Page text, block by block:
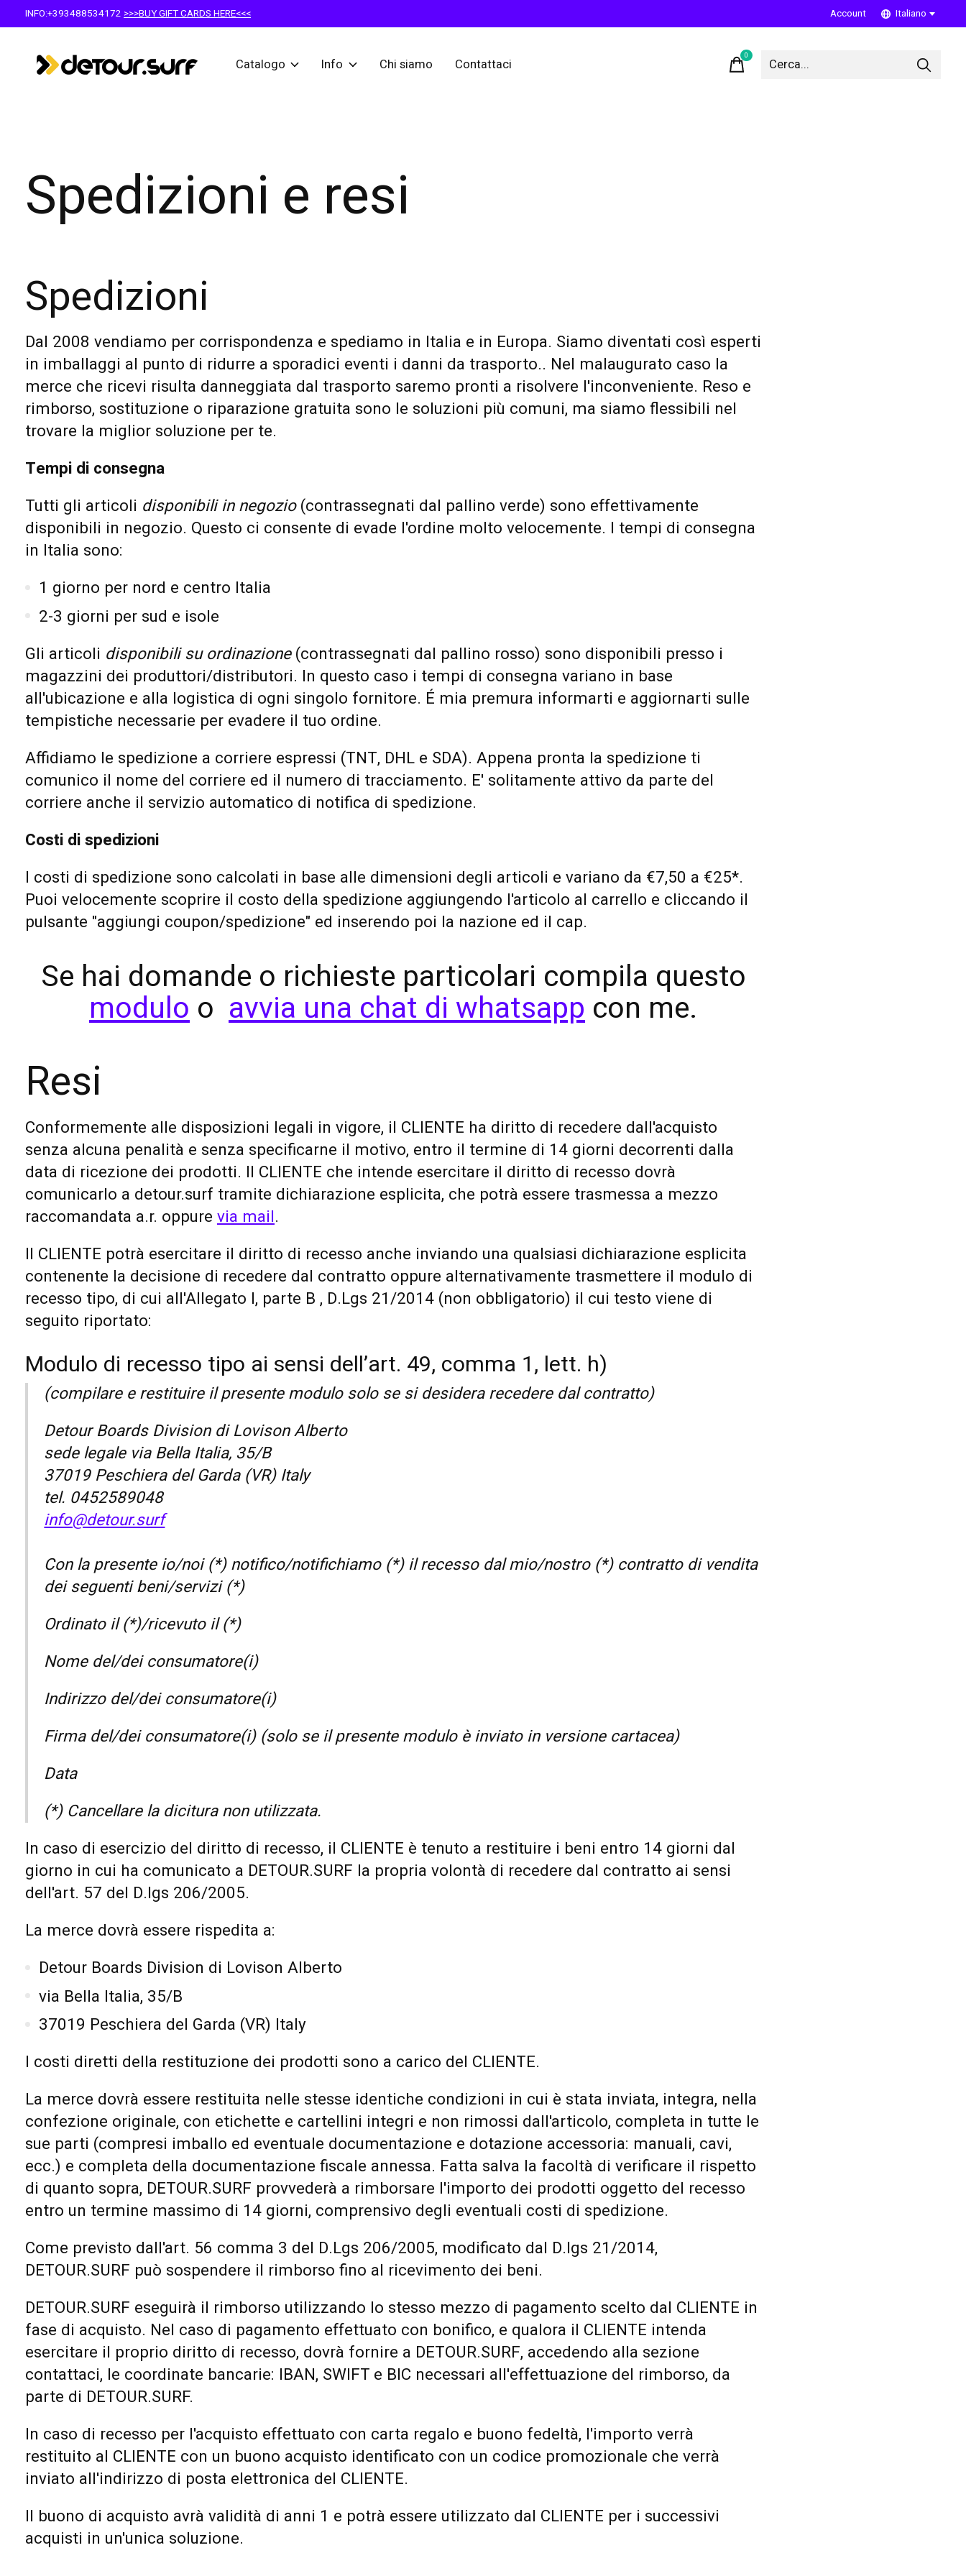
INFO:+393488534172 >>>BUY GIFT CARDS HERE<<< Account Italiano
Catalogo Info Chi siamo Contattaci
0items
Spedizioni e resi
Spedizioni
Dal 2008 vendiamo per corrispondenza e spediamo in Italia e in Europa. Siamo diventati così esperti
in imballaggi al punto di ridurre a sporadici eventi i danni da trasporto.. Nel malaugurato caso la
merce che ricevi risulta danneggiata dal trasporto saremo pronti a risolvere l'inconveniente. Reso e
rimborso, sostituzione o riparazione gratuita sono le soluzioni più comuni, ma siamo flessibili nel
trovare la miglior soluzione per te.
Tempi di consegna
Tutti gli articoli disponibili in negozio(contrassegnati dal pallino verde) sono effettivamente
disponibili in negozio. Questo ci consente di evade l'ordine molto velocemente. I tempi di consegna
in Italia sono:
1 giorno per nord e centro Italia
2-3 giorni per sud e isole
Gli articoli disponibili su ordinazione(contrassegnati dal pallino rosso) sono disponibili presso i
magazzini dei produttori/distributori. In questo caso i tempi di consegna variano in base
all'ubicazione e alla logistica di ogni singolo fornitore. É mia premura informarti e aggiornarti sulle
tempistiche necessarie per evadere il tuo ordine.
Affidiamo le spedizione a corriere espressi (TNT, DHL e SDA). Appena pronta la spedizione ti
comunico il nome del corriere ed il numero di tracciamento. E' solitamente attivo da parte del
corriere anche il servizio automatico di notifica di spedizione.
Costi di spedizioni
I costi di spedizione sono calcolati in base alle dimensioni degli articoli e variano da €7,50 a €25*.
Puoi velocemente scoprire il costo della spedizione aggiungendo l'articolo al carrello e cliccando il
pulsante "aggiungi coupon/spedizione" ed inserendo poi la nazione ed il cap.
Se hai domande o richieste particolari compila questo
modulo o avvia una chat di whatsapp con me.
Resi
Conformemente alle disposizioni legali in vigore, il CLIENTE ha diritto di recedere dall'acquisto
senza alcuna penalità e senza specificarne il motivo, entro il termine di 14 giorni decorrenti dalla
data di ricezione dei prodotti. Il CLIENTE che intende esercitare il diritto di recesso dovrà
comunicarlo a detour.surf tramite dichiarazione esplicita, che potrà essere trasmessa a mezzo
raccomandata a.r. oppure via mail.
Il CLIENTE potrà esercitare il diritto di recesso anche inviando una qualsiasi dichiarazione esplicita
contenente la decisione di recedere dal contratto oppure alternativamente trasmettere il modulo di
recesso tipo, di cui all'Allegato I, parte B , D.Lgs 21/2014 (non obbligatorio) il cui testo viene di
seguito riportato:
Modulo di recesso tipo ai sensi dell’art. 49, comma 1, lett. h)
(compilare e restituire il presente modulo solo se si desidera recedere dal contratto)
Detour Boards Division di Lovison Alberto
sede legale via Bella Italia, 35/B
37019 Peschiera del Garda (VR) Italy
tel. 0452589048
info@detour.surf
Con la presente io/noi (*) notifico/notifichiamo (*) il recesso dal mio/nostro (*) contratto di vendita
dei seguenti beni/servizi (*)
Ordinato il (*)/ricevuto il (*)
Nome del/dei consumatore(i)
Indirizzo del/dei consumatore(i)
Firma del/dei consumatore(i) (solo se il presente modulo è inviato in versione cartacea)
Data
(*) Cancellare la dicitura non utilizzata.
In caso di esercizio del diritto di recesso, il CLIENTE è tenuto a restituire i beni entro 14 giorni dal
giorno in cui ha comunicato a DETOUR.SURF la propria volontà di recedere dal contratto ai sensi
dell'art. 57 del D.lgs 206/2005.
La merce dovrà essere rispedita a:
Detour Boards Division di Lovison Alberto
via Bella Italia, 35/B
37019 Peschiera del Garda (VR) Italy
I costi diretti della restituzione dei prodotti sono a carico del CLIENTE.
La merce dovrà essere restituita nelle stesse identiche condizioni in cui è stata inviata, integra, nella
confezione originale, con etichette e cartellini integri e non rimossi dall'articolo, completa in tutte le
sue parti (compresi imballo ed eventuale documentazione e dotazione accessoria: manuali, cavi,
ecc.) e completa della documentazione fiscale annessa. Fatta salva la facoltà di verificare il rispetto
di quanto sopra, DETOUR.SURF provvederà a rimborsare l'importo dei prodotti oggetto del recesso
entro un termine massimo di 14 giorni, comprensivo degli eventuali costi di spedizione.
Come previsto dall'art. 56 comma 3 del D.Lgs 206/2005, modificato dal D.lgs 21/2014,
DETOUR.SURF può sospendere il rimborso fino al ricevimento dei beni.
DETOUR.SURF eseguirà il rimborso utilizzando lo stesso mezzo di pagamento scelto dal CLIENTE in
fase di acquisto. Nel caso di pagamento effettuato con bonifico, e qualora il CLIENTE intenda
esercitare il proprio diritto di recesso, dovrà fornire a DETOUR.SURF, accedendo alla sezione
contattaci, le coordinate bancarie: IBAN, SWIFT e BIC necessari all'effettuazione del rimborso, da
parte di DETOUR.SURF.
In caso di recesso per l'acquisto effettuato con carta regalo e buono fedeltà, l'importo verrà
restituito al CLIENTE con un buono acquisto identificato con un codice promozionale che verrà
inviato all'indirizzo di posta elettronica del CLIENTE.
Il buono di acquisto avrà validità di anni 1 e potrà essere utilizzato dal CLIENTE per i successivi
acquisti in un'unica soluzione.